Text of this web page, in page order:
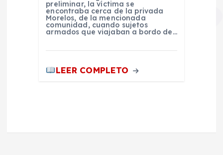
preliminar, la víctima se
encontraba cerca de la privada
Morelos, de la mencionada
comunidad, cuando sujetos
armados que viajaban a bordo de…
LEER COMPLETO